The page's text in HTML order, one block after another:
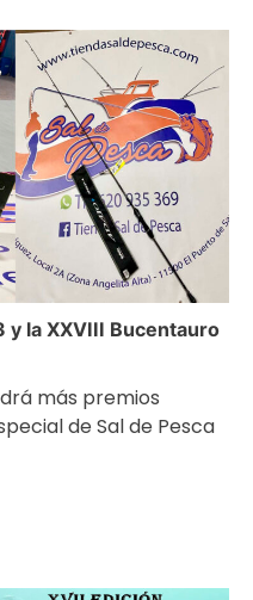
y la XXVIII Bucentauro
más premios
de Sal de Pesca